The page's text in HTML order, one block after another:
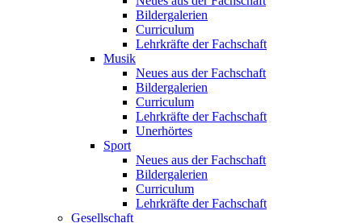
Bildergalerien
Curriculum
Lehrkräfte der Fachschaft
Musik
Neues aus der Fachschaft
Bildergalerien
Curriculum
Lehrkräfte der Fachschaft
Unerhörtes
Sport
Neues aus der Fachschaft
Bildergalerien
Curriculum
Lehrkräfte der Fachschaft
Gesellschaft